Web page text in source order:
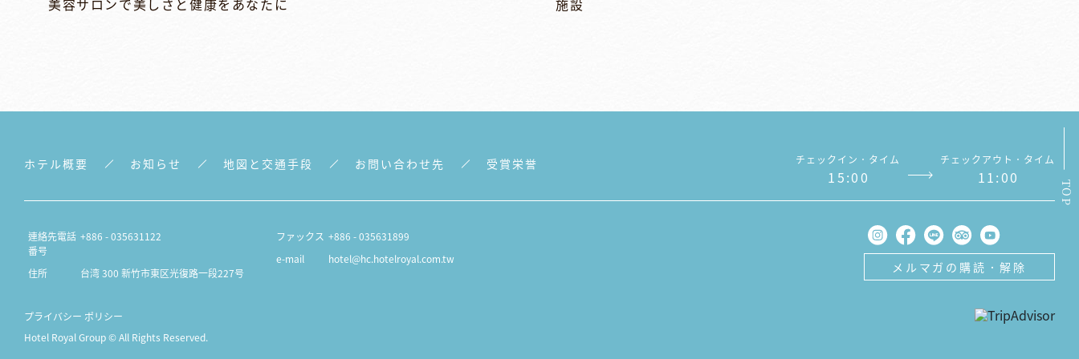
美容サロンで美しさと健康をあなたに 施設
TOP
ホテル概要 お知らせ 地図と交通手段 お問い合わせ先 受賞栄誉 チェックイン．タイム
15:00
チェックアウト．タイム
11:00
連絡先電話
番号
+886 - 035631122
住所 台湾 300 新竹市東区光復路一段227号
ファックス +886 - 035631899
e-mail
hotel@hc.hotelroyal.com.tw
メルマガの購読．解除
プライバシー ポリシー
Hotel Royal Group © All Rights Reserved.